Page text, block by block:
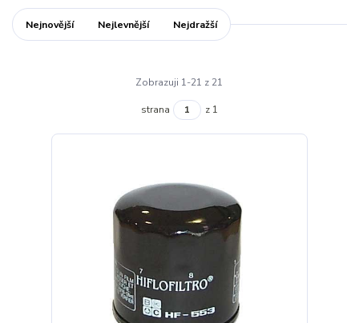
Nejnovější Nejlevnější Nejdražší
Zobrazuji 1-21 z 21
strana z 1